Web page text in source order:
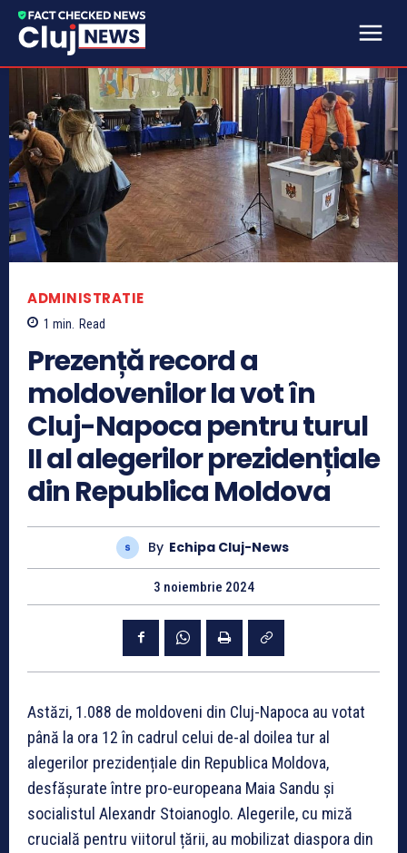
ADMINISTRATIE
1 min. Read
Prezență record a
moldovenilor la vot în
Cluj-Napoca pentru turul
II al alegerilor prezidențiale
din Republica Moldova
By Echipa Cluj-News
3 noiembrie 2024
Astăzi, 1.088 de moldoveni din Cluj-Napoca au votat
până la ora 12 în cadrul celui de-al doilea tur al
alegerilor prezidențiale din Republica Moldova,
desfășurate între pro-europeana Maia Sandu și
socialistul Alexandr Stoianoglo. Alegerile, cu miză
crucială pentru viitorul țării, au mobilizat diaspora din